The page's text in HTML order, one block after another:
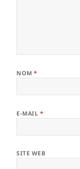
NOM*
E-MAIL *
SITE WEB